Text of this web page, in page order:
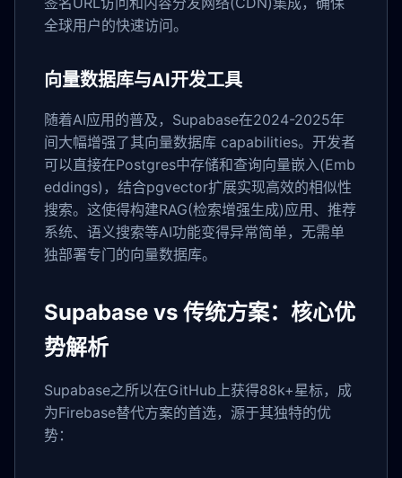
全球用户的快速访问。
向量数据库与AI开发工具
随着AI应用的普及，Supabase在2024-2025年
间大幅增强了其向量数据库 capabilities。开发者
可以直接在Postgres中存储和查询向量嵌入(Emb
eddings)，结合pgvector扩展实现高效的相似性
搜索。这使得构建RAG(检索增强生成)应用、推荐
系统、语义搜索等AI功能变得异常简单，无需单
独部署专门的向量数据库。
Supabase vs 传统方案：核心优
势解析
Supabase之所以在GitHub上获得88k+星标，成
为Firebase替代方案的首选，源于其独特的优
势：